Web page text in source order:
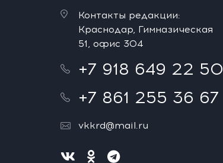
Контакты редакции:
Краснодар, Гимназическая
51, офис 304
+7 918 649 22 50
+7 861 255 36 67
vkkrd@mail.ru